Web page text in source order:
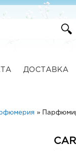
ДОСТАВКА
»